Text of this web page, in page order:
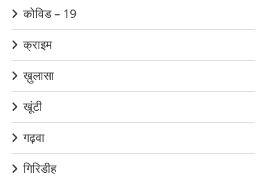
कोविड – 19
क्राइम
ख़ुलासा
खूंटी
गढ़वा
गिरिडीह